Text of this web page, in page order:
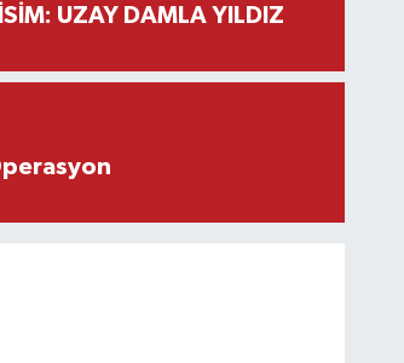
UZAY DAMLA YILDIZ